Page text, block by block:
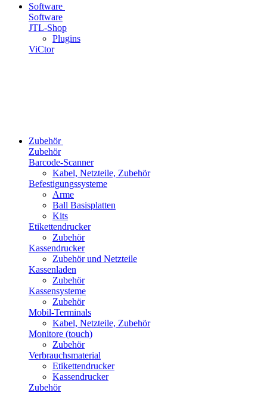
Software
Software
JTL-Shop
Plugins
ViCtor
Zubehör
Zubehör
Barcode-Scanner
Kabel, Netzteile, Zubehör
Befestigungssysteme
Arme
Ball Basisplatten
Kits
Etikettendrucker
Zubehör
Kassendrucker
Zubehör und Netzteile
Kassenladen
Zubehör
Kassensysteme
Zubehör
Mobil-Terminals
Kabel, Netzteile, Zubehör
Monitore (touch)
Zubehör
Verbrauchsmaterial
Etikettendrucker
Kassendrucker
Zubehör